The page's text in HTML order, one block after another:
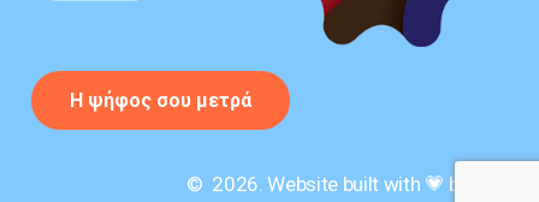
Η ψήφος σου μετρά
© 2026. Website built with 💗 by 777